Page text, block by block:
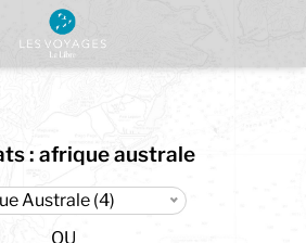
: afrique australe
Australe (4)